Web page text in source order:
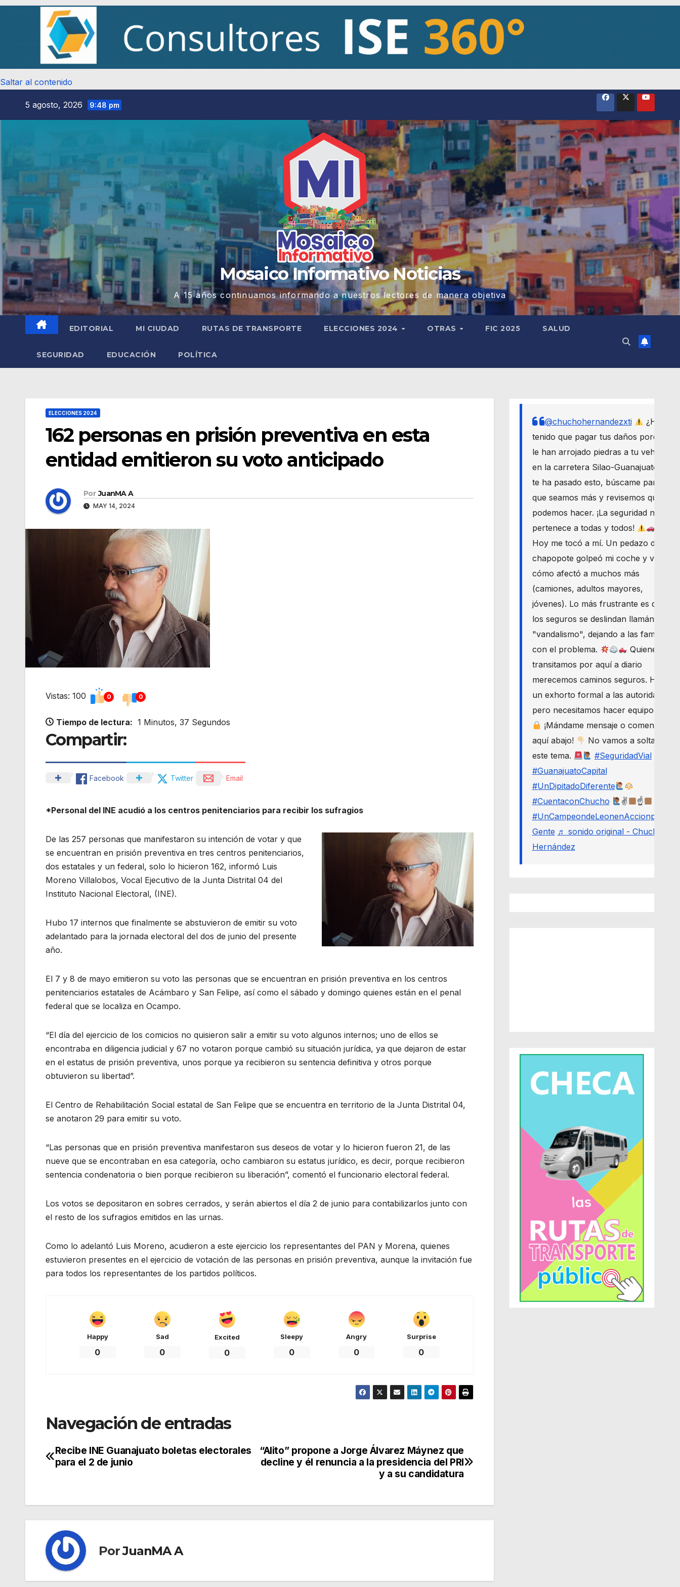
Saltar al contenido
5 agosto, 2026 9:48 pm
Mosaico Informativo Noticias
A 15 años continuamos informando a nuestros lectores de manera objetiva
EDITORIAL MI CIUDAD RUTAS DE TRANSPORTE ELECCIONES 2024 OTRAS FIC 2025 SALUD
SEGURIDAD EDUCACIÓN POLÍTICA
ELECCIONES 2024
162 personas en prisión preventiva en esta
entidad emitieron su voto anticipado
Por JuanMA A
MAY 14, 2024
Vistas: 100 0 0
Tiempo de lectura: 1 Minutos, 37 Segundos
Compartir:
Facebook Twitter Email
*Personal del INE acudió a los centros penitenciarios para recibir los sufragios
De las 257 personas que manifestaron su intención de votar y que
se encuentran en prisión preventiva en tres centros penitenciarios,
dos estatales y un federal, solo lo hicieron 162, informó Luis
Moreno Villalobos, Vocal Ejecutivo de la Junta Distrital 04 del
Instituto Nacional Electoral, (INE).
Hubo 17 internos que finalmente se abstuvieron de emitir su voto
adelantado para la jornada electoral del dos de junio del presente
año.
El 7 y 8 de mayo emitieron su voto las personas que se encuentran en prisión preventiva en los centros
penitenciarios estatales de Acámbaro y San Felipe, así como el sábado y domingo quienes están en el penal
federal que se localiza en Ocampo.
“El día del ejercicio de los comicios no quisieron salir a emitir su voto algunos internos; uno de ellos se
encontraba en diligencia judicial y 67 no votaron porque cambió su situación jurídica, ya que dejaron de estar
en el estatus de prisión preventiva, unos porque ya recibieron su sentencia definitiva y otros porque
obtuvieron su libertad”.
El Centro de Rehabilitación Social estatal de San Felipe que se encuentra en territorio de la Junta Distrital 04,
se anotaron 29 para emitir su voto.
“Las personas que en prisión preventiva manifestaron sus deseos de votar y lo hicieron fueron 21, de las
nueve que se encontraban en esa categoría, ocho cambiaron su estatus jurídico, es decir, porque recibieron
sentencia condenatoria o bien porque recibieron su liberación”, comentó el funcionario electoral federal.
Los votos se depositaron en sobres cerrados, y serán abiertos el día 2 de junio para contabilizarlos junto con
el resto de los sufragios emitidos en las urnas.
Como lo adelantó Luis Moreno, acudieron a este ejercicio los representantes del PAN y Morena, quienes
estuvieron presentes en el ejercicio de votación de las personas en prisión preventiva, aunque la invitación fue
para todos los representantes de los partidos políticos.
Happy
0
Sad
0
Excited
0
Sleepy
0
Angry
0
Surprise
0
Navegación de entradas
“Alito” propone a Jorge Álvarez Máynez que
decline y él renuncia a la presidencia del PRI
y a su candidatura
Recibe INE Guanajuato boletas electorales
para el 2 de junio
PorJuanMA A
@chuchohernandezxti
¿Has
tenido que pagar tus daños porque
le han arrojado piedras a tu vehículo
en la carretera Silao-Guanajuato? Si
te ha pasado esto, búscame para
que seamos más y revisemos qué
podemos hacer. ¡La seguridad nos
pertenece a todas y todos!
Hoy me tocó a mí. Un pedazo de
chapopote golpeó mi coche y vi
cómo afectó a muchos más
(camiones, adultos mayores,
jóvenes). Lo más frustrante es que
los seguros se deslindan llamándolo
"vandalismo", dejando a las familias
con el problema.
Quienes
transitamos por aquí a diario
merecemos caminos seguros. Haré
un exhorto formal a las autoridades,
pero necesitamos hacer equipo.
¡Mándame mensaje o comenta
aquí abajo!
No vamos a soltar
este tema.
#SeguridadVial
#GuanajuatoCapital
#UnDipitadoDiferente
#CuentaconChucho
✌
☝
#UnCampeondeLeonenAccionporLa
Gente ♬ sonido original - Chucho
Hernández